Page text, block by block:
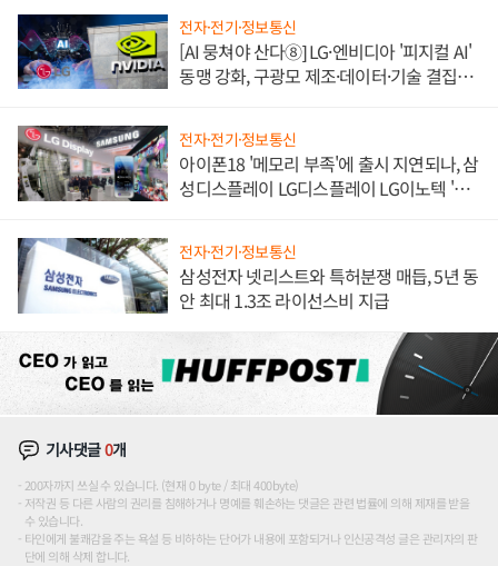
전자·전기·정보통신
[AI 뭉쳐야 산다⑧] LG·엔비디아 '피지컬 AI'
동맹 강화, 구광모 제조·데이터·기술 결집
전자·전기·정보통신
아이폰18 '메모리 부족'에 출시 지연되나, 삼
성디스플레이 LG디스플레이 LG이노텍 '탈
전자·전기·정보통신
삼성전자 넷리스트와 특허분쟁 매듭, 5년 동
안 최대 1.3조 라이선스비 지급
기사댓글0개
200자까지 쓰실 수 있습니다. (현재 0 byte / 최대 400byte)
저작권 등 다른 사람의 권리를 침해하거나 명예를 훼손하는 댓글은 관련 법률에 의해 제재를 받을
수 있습니다.
타인에게 불쾌감을 주는 욕설 등 비하하는 단어가 내용에 포함되거나 인신공격성 글은 관리자의 판
단에 의해 삭제 합니다.